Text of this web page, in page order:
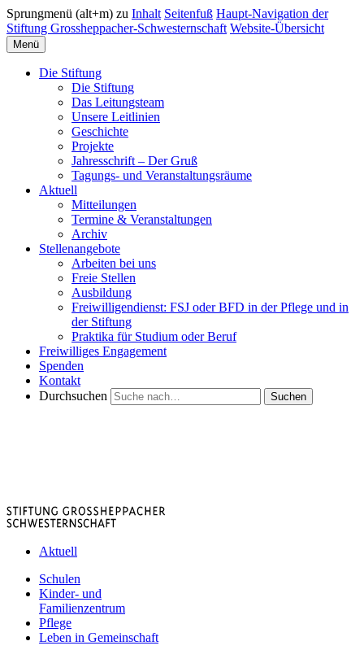
Sprungmenü (alt+m) zu Inhalt Seitenfuß Haupt-Navigation der
Stiftung Grossheppacher-Schwesternschaft Website-Übersicht
Menü
Die Stiftung
Die Stiftung
Das Leitungsteam
Unsere Leitlinien
Geschichte
Projekte
Jahresschrift – Der Gruß
Tagungs- und Veranstaltungsräume
Aktuell
Mitteilungen
Termine & Veranstaltungen
Archiv
Stellenangebote
Arbeiten bei uns
Freie Stellen
Ausbildung
Freiwilligendienst: FSJ oder BFD in der Pflege und in
der Stiftung
Praktika für Studium oder Beruf
Freiwilliges Engagement
Spenden
Kontakt
Durchsuchen
Suchen
Aktuell
Schulen
Kinder- und
Familienzentrum
Pflege
Leben in Gemeinschaft